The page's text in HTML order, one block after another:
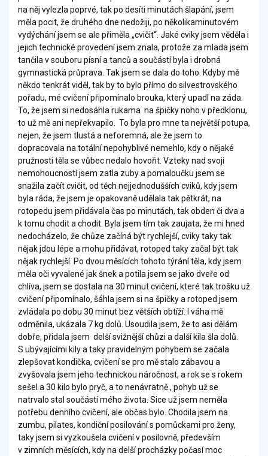
na něj vylezla poprvé, tak po desíti minutách šlapání, jsem
měla pocit, že druhého dne nedožiji, po několikaminutovém
vydýchání jsem se ale přiměla „cvičit“. Jaké cviky jsem věděla i
jejich technické provedení jsem znala, protože za mlada jsem
tančila v souboru písní a tanců a součástí byla i drobná
gymnastická průprava. Tak jsem se dala do toho. Kdyby mě
někdo tenkrát viděl, tak by to bylo přímo do silvestrovského
pořadu, mé cvičení připomínalo brouka, který upadl na záda.
To, že jsem si nedosáhla rukama na špičky noho v předklonu,
to už mě ani nepřekvapilo. To byla pro mne ta největší potupa,
nejen, že jsem tlustá a neforemná, ale že jsem to
dopracovala na totální nepohyblivé nemehlo, kdy o nějaké
pružnosti těla se vůbec nedalo hovořit. Vzteky nad svoji
nemohoucností jsem zatla zuby a pomaloučku jsem se
snažila začít cvičit, od těch nejjednodušších cviků, kdy jsem
byla ráda, že jsem je opakovaně udělala tak pětkrát, na
rotopedu jsem přidávala čas po minutách, tak obden či dva a
k tomu chodit a chodit. Byla jsem tím tak zaujata, že mi hned
nedocházelo, že chůze začíná být rychlejší, cviky taky tak
nějak jdou lépe a mohu přidávat, rotoped taky začal být tak
nějak rychlejší. Po dvou měsících tohoto týrání těla, kdy jsem
měla oči vyvalené jak šnek a potila jsem se jako dveře od
chlíva, jsem se dostala na 30 minut cvičení, které tak trošku už
cvičení připomínalo, šáhla jsem si na špičky a rotoped jsem
zvládala po dobu 30 minut bez větších obtíží. I váha mě
odměnila, ukázala 7 kg dolů. Usoudila jsem, že to asi dělám
dobře, přidala jsem delší svižnější chůzi a další kila šla dolů.
S ubývajícími kily a taky pravidelným pohybem se začala
zlepšovat kondička, cvičení se pro mě stalo zábavou a
zvyšovala jsem jeho technickou náročnost, a rok se s rokem
sešel a 30 kilo bylo pryč, a to nenávratně., pohyb už se
natrvalo stal součástí mého života. Sice už jsem neměla
potřebu denního cvičení, ale občas bylo. Chodila jsem na
zumbu, pilates, kondiční posilování s pomůckami pro ženy,
taky jsem si vyzkoušela cvičení v posilovně, především
v zimních měsících, kdy na delší procházky počasí moc